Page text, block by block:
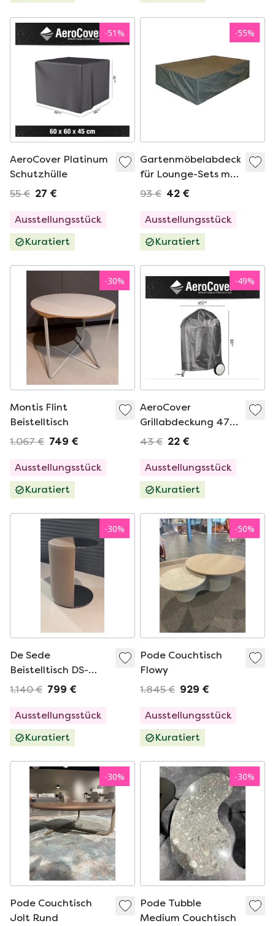
-51%
AeroCover Platinum
Schutzhülle
55 € 27 €
Ausstellungsstück
Kuratiert
-55%
Gartenmöbelabdeckung
für Lounge-Sets mit
Eigenmarke
93 € 42 €
Ausstellungsstück
Kuratiert
-30%
Montis Flint
Beistelltisch
1.067 € 749 €
Ausstellungsstück
Kuratiert
-49%
AeroCover
Grillabdeckung 47
cm Gartenzubehör
43 € 22 €
Ausstellungsstück
Kuratiert
-30%
De Sede
Beistelltisch DS-
5250
1.140 € 799 €
Ausstellungsstück
Kuratiert
-50%
Pode Couchtisch
Flowy
1.845 € 929 €
Ausstellungsstück
Kuratiert
-30%
Pode Couchtisch
Jolt Rund
-30%
Pode Tubble
Medium Couchtisch